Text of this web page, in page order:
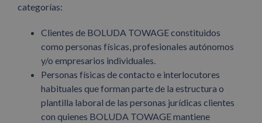
categorías:
Clientes de BOLUDA TOWAGE constituidos
como personas físicas, profesionales autónomos
y/o empresarios individuales.
Personas físicas de contacto e interlocutores
habituales que forman parte de la estructura o
plantilla laboral de las personas jurídicas clientes
con quienes BOLUDA TOWAGE mantiene